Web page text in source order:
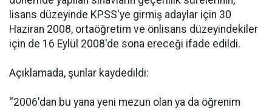
lisans düzeyinde KPSS'ye girmiş adaylar için 30
Haziran 2008, ortaöğretim ve önlisans düzeyindekiler
için de 16 Eylül 2008'de sona ereceği ifade edildi.
Açıklamada, şunlar kaydedildi:
''2006'dan bu yana yeni mezun olan ya da öğrenim